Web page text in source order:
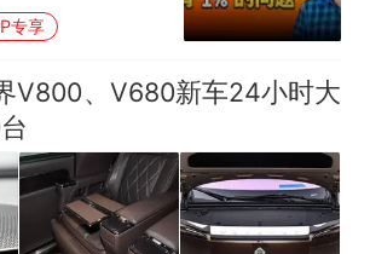
专享
V800、V680新车24小时大